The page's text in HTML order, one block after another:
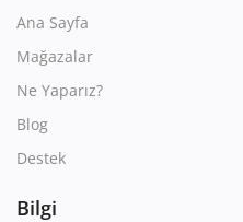
Ana Sayfa
Mağazalar
Ne Yaparız?
Blog
Destek
Bilgi